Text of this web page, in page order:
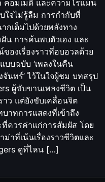
คอมเมดี้ และความโรแมน
ใจไม่รู้ลืม การกำกับที่
กเต็มไปด้วยพลังทาง
น การค้นพบตัวเอง และ
องเรื่องราวที่อบอวลด้วย
บบฉบับ ‘เพลงในคืน
จันทร์’ ไว้ในใจผู้ชม บทสรุป
ผู้ขับขานเพลงชีวิต เป็น
าว แต่ยังขับเคลื่อนจิต
ทการแสดงที่เข้าถึง
ควรค่าแก่การสัมผัส โดย
าที่เน้นเรื่องราวชีวิตและ
ดูที่ไหน […]